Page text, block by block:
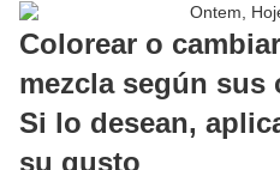
Colorear o
mezcla según sus
Si lo desean,
su gusto